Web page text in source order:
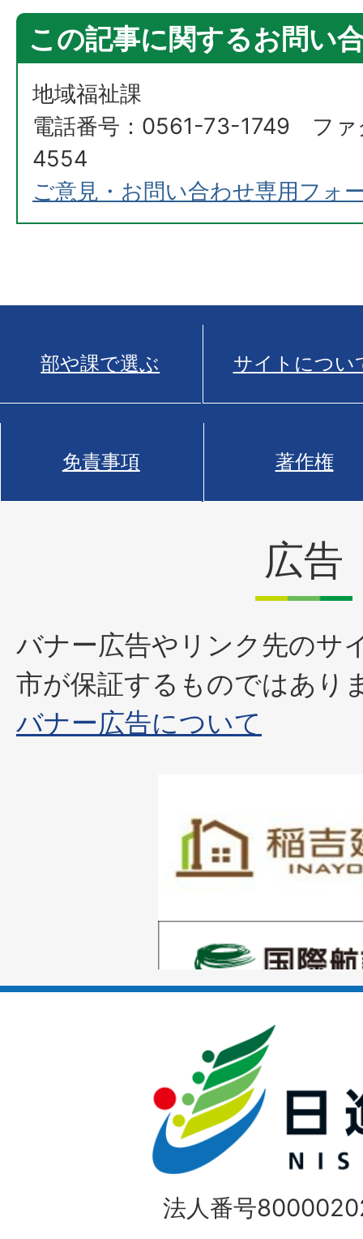
この記事に関するお問い
地域福祉課
電話番号：0561-73-1749 フ
4554
ご意見・お問い合わせ専用フォ
部や課で選ぶ サイトについ
免責事項 著作権
広告
バナー広告やリンク先のサ
市が保証するものではあり
バナー広告について
枚
目
ラ
枚
ス
ラ
イ
ド
1
枚
目
の
法人番号